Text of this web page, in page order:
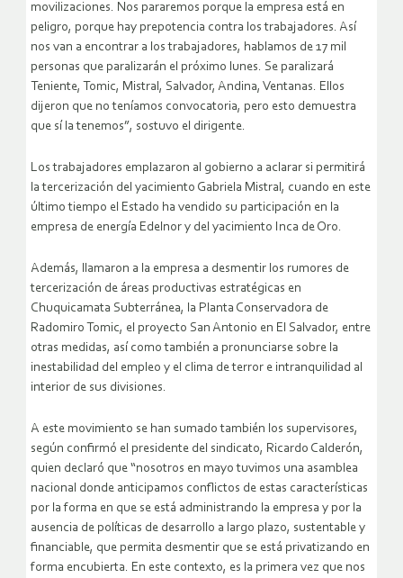
movilizaciones. Nos pararemos porque la empresa está en
peligro, porque hay prepotencia contra los trabajadores. Así
nos van a encontrar a los trabajadores, hablamos de 17 mil
personas que paralizarán el próximo lunes. Se paralizará
Teniente, Tomic, Mistral, Salvador, Andina, Ventanas. Ellos
dijeron que no teníamos convocatoria, pero esto demuestra
que sí la tenemos”, sostuvo el dirigente.
Los trabajadores emplazaron al gobierno a aclarar si permitirá
la tercerización del yacimiento Gabriela Mistral, cuando en este
último tiempo el Estado ha vendido su participación en la
empresa de energía Edelnor y del yacimiento Inca de Oro.
Además, llamaron a la empresa a desmentir los rumores de
tercerización de áreas productivas estratégicas en
Chuquicamata Subterránea, la Planta Conservadora de
Radomiro Tomic, el proyecto San Antonio en El Salvador, entre
otras medidas, así como también a pronunciarse sobre la
inestabilidad del empleo y el clima de terror e intranquilidad al
interior de sus divisiones.
A este movimiento se han sumado también los supervisores,
según confirmó el presidente del sindicato, Ricardo Calderón,
quien declaró que “nosotros en mayo tuvimos una asamblea
nacional donde anticipamos conflictos de estas características
por la forma en que se está administrando la empresa y por la
ausencia de políticas de desarrollo a largo plazo, sustentable y
financiable, que permita desmentir que se está privatizando en
forma encubierta. En este contexto, es la primera vez que nos